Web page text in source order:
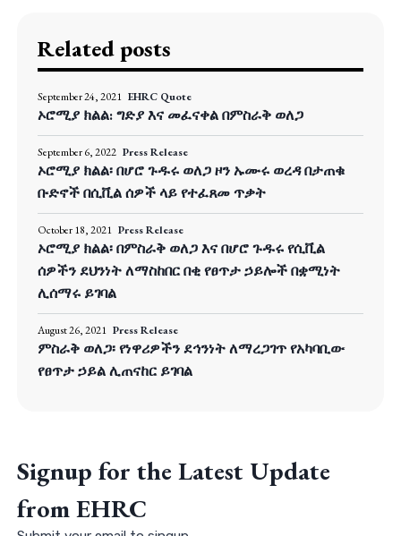
Related posts
September 24, 2021 EHRC Quote
ኦሮሚያ ክልል: ግድያ እና መፈናቀል በምስራቅ ወለጋ
September 6, 2022 Press Release
ኦሮሚያ ክልል፡ በሆሮ ጉዱሩ ወለጋ ዞን ኡሙሩ ወረዳ በታጠቁ
ቡድኖች በሲቪል ሰዎች ላይ የተፈጸመ ጥቃት
October 18, 2021 Press Release
ኦሮሚያ ክልል፡ በምስራቅ ወለጋ እና በሆሮ ጉዱሩ የሲቪል
ሰዎችን ደህንነት ለማስከበር በቂ የፀጥታ ኃይሎች በቋሚነት
ሊሰማሩ ይገባል
August 26, 2021 Press Release
ምስራቅ ወለጋ፡ የነዋሪዎችን ደኅንነት ለማረጋገጥ የአካባቢው
የፀጥታ ኃይል ሊጠናከር ይገባል
Signup for the Latest Update
from EHRC